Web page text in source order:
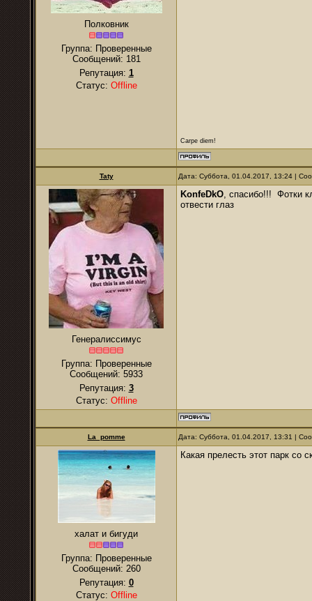
Полковник
Группа: Проверенные
Сообщений: 181
Репутация: 1
Статус: Offline
Carpe diem!
Taty Дата: Суббота, 01.04.2017, 13:24 |
Генералиссимус
Группа: Проверенные
Сообщений: 5933
Репутация: 3
Статус: Offline
KonfeDkO, спасибо!!! Фотки
отвести глаз
La_pomme Дата: Суббота, 01.04.2017, 13:31 |
халат и бигуди
Группа: Проверенные
Сообщений: 260
Репутация: 0
Статус: Offline
Какая прелесть этот парк со